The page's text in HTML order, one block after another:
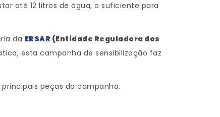
até 12 litros de água, o suficiente para
da ERSAR (Entidade Reguladora dos
esta campanha de sensibilização faz
peças da campanha.